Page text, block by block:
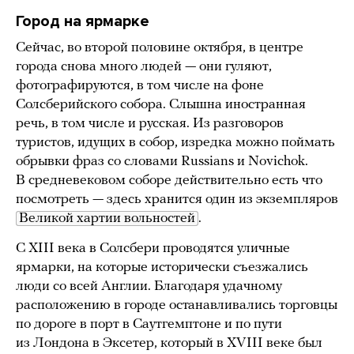
Город на ярмарке
Сейчас, во второй половине октября, в центре
города снова много людей — они гуляют,
фотографируются, в том числе на фоне
Солсберийского собора. Слышна иностранная
речь, в том числе и русская. Из разговоров
туристов, идущих в собор, изредка можно поймать
обрывки фраз со словами Russians и Novichok.
В средневековом соборе действительно есть что
посмотреть — здесь хранится один из экземпляров
Великой хартии вольностей .
С XIII века в Солсбери проводятся уличные
ярмарки, на которые исторически съезжались
люди со всей Англии. Благодаря удачному
расположению в городе останавливались торговцы
по дороге в порт в Саутгемптоне и по пути
из Лондона в Эксетер, который в XVIII веке был